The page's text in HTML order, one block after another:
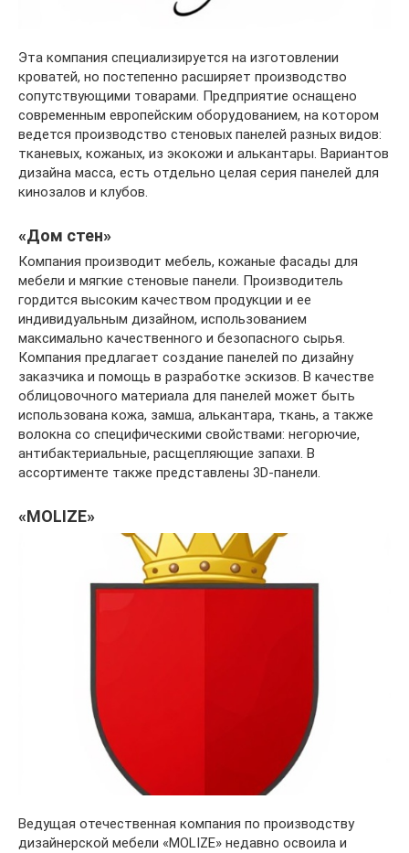
Эта компания специализируется на изготовлении
кроватей, но постепенно расширяет производство
сопутствующими товарами. Предприятие оснащено
современным европейским оборудованием, на котором
ведется производство стеновых панелей разных видов:
тканевых, кожаных, из экокожи и алькантары. Вариантов
дизайна масса, есть отдельно целая серия панелей для
кинозалов и клубов.
«Дом стен»
Компания производит мебель, кожаные фасады для
мебели и мягкие стеновые панели. Производитель
гордится высоким качеством продукции и ее
индивидуальным дизайном, использованием
максимально качественного и безопасного сырья.
Компания предлагает создание панелей по дизайну
заказчика и помощь в разработке эскизов. В качестве
облицовочного материала для панелей может быть
использована кожа, замша, алькантара, ткань, а также
волокна со специфическими свойствами: негорючие,
антибактериальные, расщепляющие запахи. В
ассортименте также представлены 3D-панели.
«MOLIZE»
Ведущая отечественная компания по производству
дизайнерской мебели «MOLIZE» недавно освоила и